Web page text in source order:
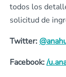
todos los
solicitud de
Twitter:
Facebook:/